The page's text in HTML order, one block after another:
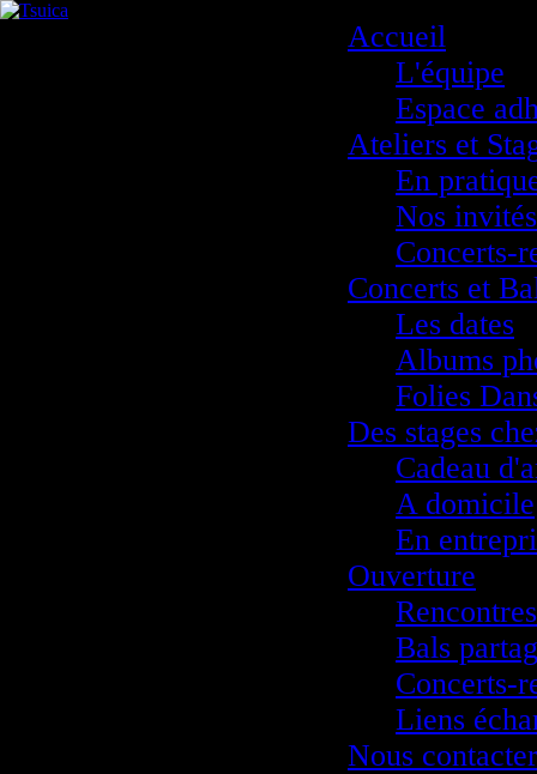
Accueil
L'équipe
Espace
Ateliers et
En
Nos invités
Concerts-
Concerts et
Les dates
Albums
Folies
Des stages
Cadeau
A domicile
En
Ouverture
Bals
Concerts-
Liens
Nous contacter